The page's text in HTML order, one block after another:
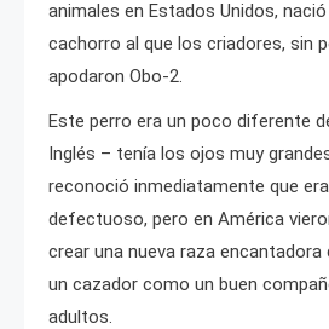
animales en Estados Unidos,
cachorro al que los criadores, sin
apodaron Obo-2.
Este perro era un poco diferente
Inglés – tenía los ojos muy
reconoció inmediatamente que
defectuoso, pero en América
crear una nueva raza
un cazador como un buen
adultos.